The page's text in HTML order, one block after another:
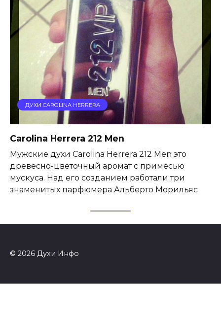
ДУХИ CAROLINA HERRERA
Carolina Herrera 212 Men
Мужские духи Carolina Herrera 212 Men это
древесно-цветочный аромат с примесью
мускуса. Над его созданием работали три
знаменитых парфюмера Альберто Морильяс
© 2026 Духи Инфо